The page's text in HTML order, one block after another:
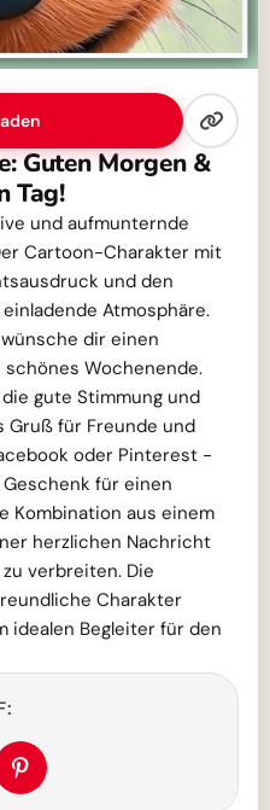
Guten Morgen &
Tag!
und aufmunternde
Cartoon-Charakter mit
und den
Atmosphäre.
dir einen
Wochenende.
gute Stimmung und
Gruß für Freunde und
oder Pinterest -
für einen
Kombination aus einem
herzlichen Nachricht
verbreiten. Die
Charakter
idealen Begleiter für den